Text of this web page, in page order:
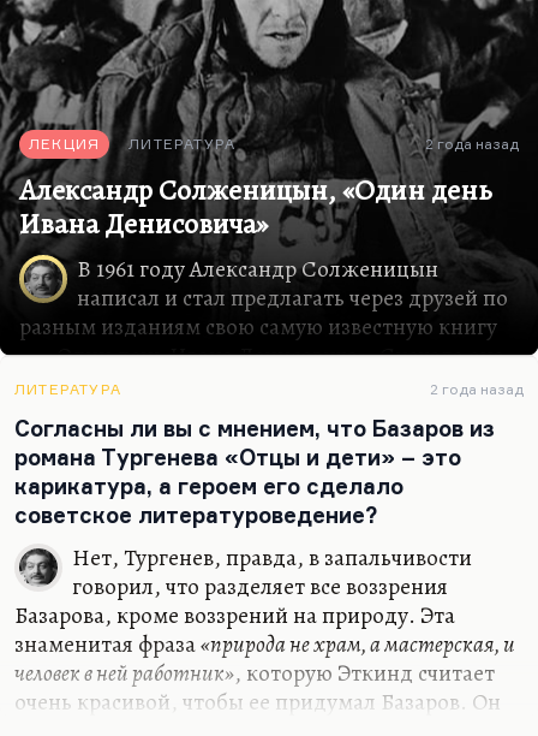
ЛЕКЦИЯ ЛИТЕРАТУРА 2 года назад
Александр Солженицын, «Один день
Ивана Денисовича»
В 1961 году Александр Солженицын
написал и стал предлагать через друзей по
разным изданиям свою самую известную книгу
― «Один день Ивана Денисовича». Сначала она
называлась «Щ-854», но по совету Твардовского
изменили название. Я не думаю, что есть смысл
рассказывать подробно об этом тексте. Он
входит в школьную программу теперь, до сих
пор входит. Он фантастически известен.
Расскажу, пожалуй, о другом. Спросите себя, о
ком я сейчас говорю. Писатель, который в
молодости был открыт издателем самого
популярного, самого прогрессивного журнала
той эпохи, открыт после своего литературного
дебюта и сразу приобрел огромную славу. По
образованию он не литератор, не филолог
ЛИТЕРАТУРА 2 года назад
Согласны ли вы с мнением, что Базаров из
романа Тургенева «Отцы и дети» – это
карикатура, а героем его сделало
советское литературоведение?
Нет, Тургенев, правда, в запальчивости
говорил, что разделяет все воззрения
Базарова, кроме воззрений на природу. Эта
знаменитая фраза«природа не храм, а мастерская, и
человек в ней работник», которую Эткинд считает
очень красивой, чтобы ее придумал Базаров. Он